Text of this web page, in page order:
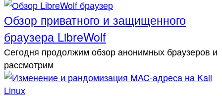
Обзор приватного и защищенного
браузера LibreWolf
Сегодня продолжим обзор анонимных браузеров и
рассмотрим